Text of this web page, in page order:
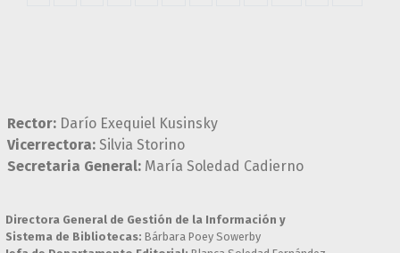
Rector: Darío Exequiel Kusinsky
Vicerrectora: Silvia Storino
Secretaria General: María Soledad Cadierno
Directora General de Gestión de la Información y
Sistema de Bibliotecas: Bárbara Poey Sowerby